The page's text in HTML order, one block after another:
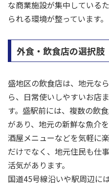
な商業施設が集中している
られる環境が整っています。
外食・飲食店の選択肢
盛地区の飲食店は、地元な
ら、日常使いしやすいお店
す。盛駅前には、複数の飲
があり、地元の新鮮な魚介
酒屋メニューなどを気軽に
だけでなく、地元住民も仕
活気があります。
国道45号線沿いや駅周辺に